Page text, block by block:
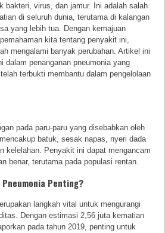
bakteri, virus, dan jamur. Ini adalah salah
di seluruh dunia, terutama di kalangan
yang lebih tua. Dengan kemajuan
kita tentang penyakit ini,
mengalami banyak perubahan. Artikel ini
dalam penanganan pneumonia yang
terbukti membantu dalam pengelolaan
pada paru-paru yang disebabkan oleh
batuk, sesak napas, nyeri dada
kelelahan. Penyakit ini dapat mengancam
benar, terutama pada populasi rentan.
Penting?
langkah vital untuk mengurangi
Dengan estimasi 2,56 juta kematian
pada tahun 2019, penting untuk